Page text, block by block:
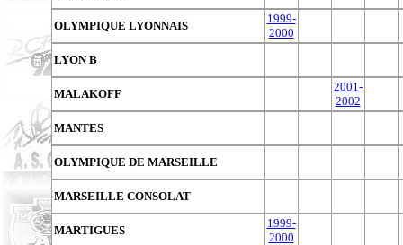
OLYMPIQUE LYONNAIS
1999-
2000
LYON B
MALAKOFF
2001-
2002
MANTES
OLYMPIQUE DE MARSEILLE
MARSEILLE CONSOLAT
MARTIGUES
1999-
2000